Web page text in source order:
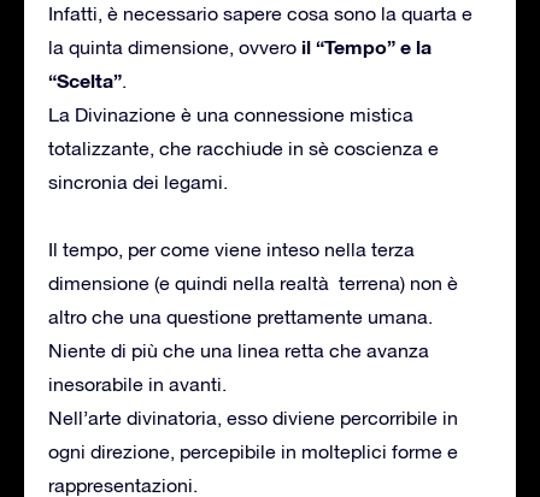
Infatti, è necessario sapere cosa sono la quarta e
la quinta dimensione, ovvero il “Tempo” e la
“Scelta”.
La Divinazione è una connessione mistica
totalizzante, che racchiude in sè coscienza e
sincronia dei legami.
Il tempo, per come viene inteso nella terza
dimensione (e quindi nella realtà terrena) non è
altro che una questione prettamente umana.
Niente di più che una linea retta che avanza
inesorabile in avanti.
Nell’arte divinatoria, esso diviene percorribile in
ogni direzione, percepibile in molteplici forme e
rappresentazioni.